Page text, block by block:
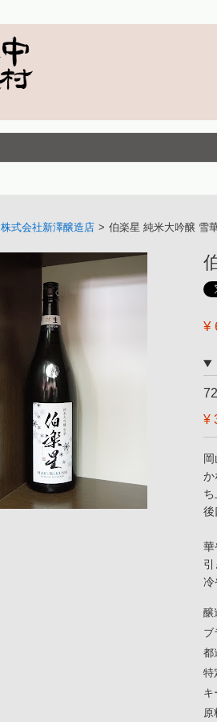
株式会社新澤醸造店 > 伯楽星 純米大吟醸 雪
¥
¥
か
ち
後
華
冷
醸
ブ
都
特
キ
原